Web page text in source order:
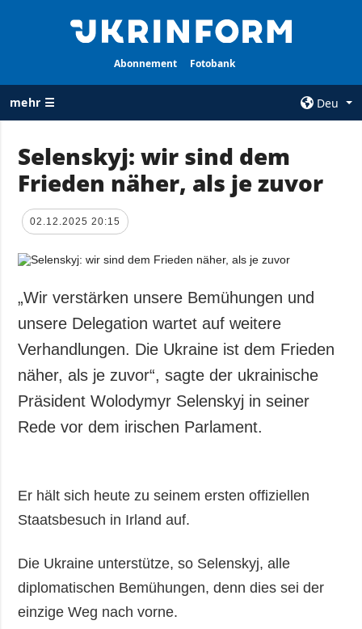
Abonnement Fotobank
mehr ☰
Deu
ALLE
Krieg
der Ukraine
Politik
Wirtschaft
Militär
Gesellschaft und
Kultur
AGENTUR
services
Vertraulichkeit
und zum Schutz
Daten
ZUSÄTZLICH
Interview
Fotos
Video
Fotobank
Selenskyj: wir sind dem
Frieden näher, als je zuvor
02.12.2025 20:15
„Wir verstärken unsere Bemühungen und
unsere Delegation wartet auf weitere
Verhandlungen. Die Ukraine ist dem Frieden
näher, als je zuvor“, sagte der ukrainische
Präsident Wolodymyr Selenskyj in seiner
Rede vor dem irischen Parlament.
Er hält sich heute zu seinem ersten offiziellen
Staatsbesuch in Irland auf.
Die Ukraine unterstütze, so Selenskyj, alle
diplomatischen Bemühungen, denn dies sei der
einzige Weg nach vorne.